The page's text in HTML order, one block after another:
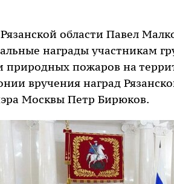
области Павел
награды участникам
пожаров на
вручения наград
Москвы Петр Бирюков.